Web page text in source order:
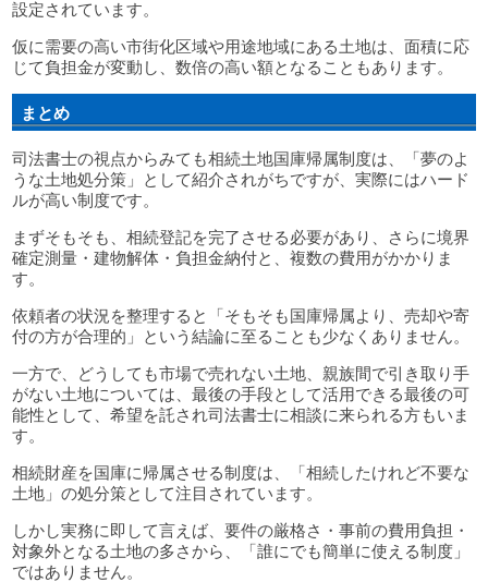
設定されています。
仮に需要の高い市街化区域や用途地域にある土地は、面積に応
じて負担金が変動し、数倍の高い額となることもあります。
まとめ
司法書士の視点からみても相続土地国庫帰属制度は、「夢のよ
うな土地処分策」として紹介されがちですが、実際にはハード
ルが高い制度です。
まずそもそも、相続登記を完了させる必要があり、さらに境界
確定測量・建物解体・負担金納付と、複数の費用がかかりま
す。
依頼者の状況を整理すると「そもそも国庫帰属より、売却や寄
付の方が合理的」という結論に至ることも少なくありません。
一方で、どうしても市場で売れない土地、親族間で引き取り手
がない土地については、最後の手段として活用できる最後の可
能性として、希望を託され司法書士に相談に来られる方もいま
す。
相続財産を国庫に帰属させる制度は、「相続したけれど不要な
土地」の処分策として注目されています。
しかし実務に即して言えば、要件の厳格さ・事前の費用負担・
対象外となる土地の多さから、「誰にでも簡単に使える制度」
ではありません。